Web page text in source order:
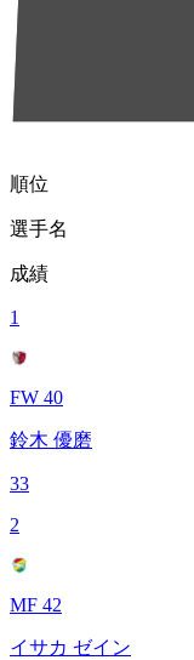
順位
選手名
成績
1
FW 40
鈴木 優磨
33
2
MF 42
イサカ ゼイン